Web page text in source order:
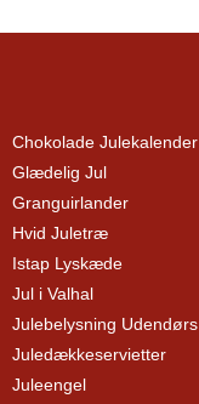
Chokolade Julekalender
Glædelig Jul
Granguirlander
Hvid Juletræ
Istap Lyskæde
Jul i Valhal
Julebelysning Udendørs
Juledækkeservietter
Juleengel